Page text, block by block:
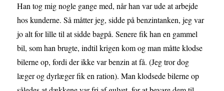
Han tog mig nogle gange med, når han var ude at arbejde
hos kunderne. Så måtter jeg, sidde på benzintanken, jeg var
jo alt for lille til at sidde bagpå. Senere fik han en gammel
bil, som han brugte, indtil krigen kom og man måtte klodse
bilerne op, fordi der ikke var benzin at få. (Jeg tror dog
læger og dyrlæger fik en ration). Man klodsede bilerne op